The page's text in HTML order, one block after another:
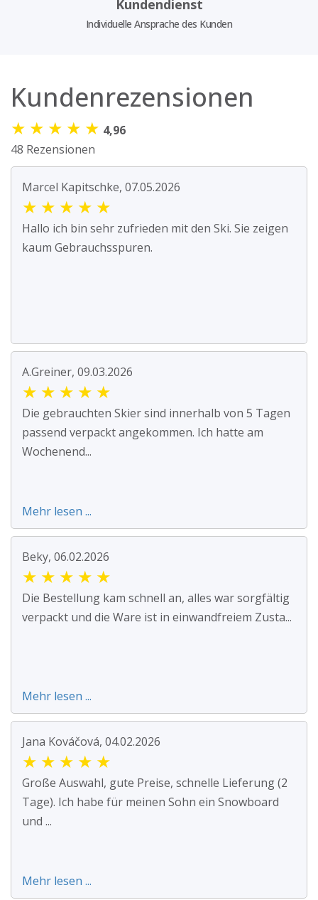
Kundendienst
Individuelle Ansprache des Kunden
Kundenrezensionen
★ ★ ★ ★ ★ 4,96
48 Rezensionen
Marcel Kapitschke, 07.05.2026
★ ★ ★ ★ ★
Hallo ich bin sehr zufrieden mit den Ski. Sie zeigen
kaum Gebrauchsspuren.
A.Greiner, 09.03.2026
★ ★ ★ ★ ★
Die gebrauchten Skier sind innerhalb von 5 Tagen
passend verpackt angekommen. Ich hatte am
Wochenend...
Mehr lesen ...
Beky, 06.02.2026
★ ★ ★ ★ ★
Die Bestellung kam schnell an, alles war sorgfältig
verpackt und die Ware ist in einwandfreiem Zusta...
Mehr lesen ...
Jana Kováčová, 04.02.2026
★ ★ ★ ★ ★
Große Auswahl, gute Preise, schnelle Lieferung (2
Tage). Ich habe für meinen Sohn ein Snowboard
und ...
Mehr lesen ...